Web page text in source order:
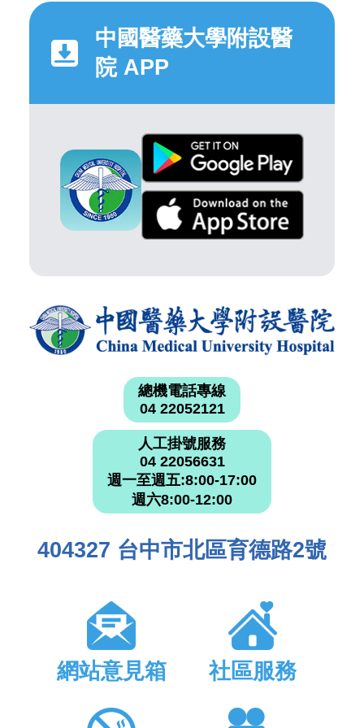
中國醫藥大學附設醫
院 APP
總機電話專線
04 22052121
人工掛號服務
04 22056631
週一至週五:8:00-17:00
週六8:00-12:00
404327 台中市北區育德路2號
網站意見箱 社區服務